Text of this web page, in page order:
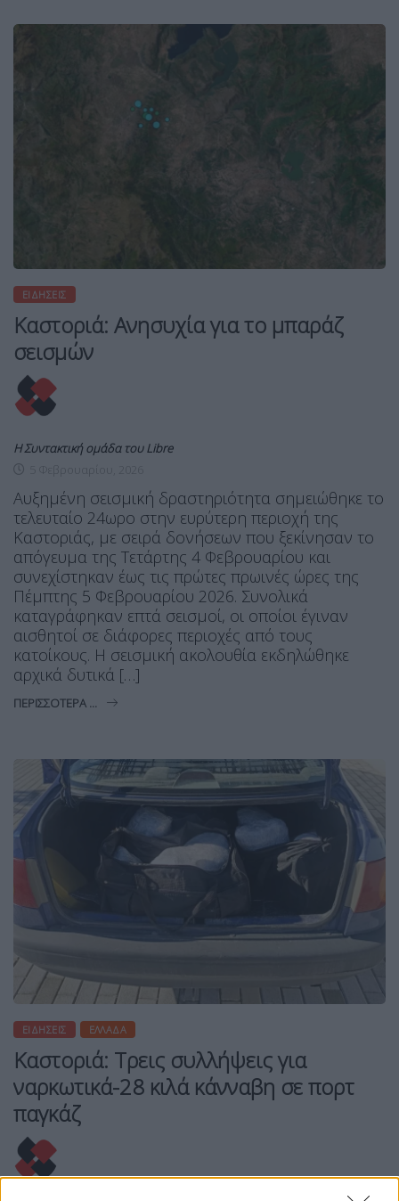
ΕΙΔΉΣΕΙΣ
Καστοριά: Ανησυχία για το μπαράζ
σεισμών
Η Συντακτική ομάδα του Libre
Αυξημένη σεισμική δραστηριότητα σημειώθηκε το
τελευταίο 24ωρο στην ευρύτερη περιοχή της
Καστοριάς, με σειρά δονήσεων που ξεκίνησαν το
απόγευμα της Τετάρτης 4 Φεβρουαρίου και
συνεχίστηκαν έως τις πρώτες πρωινές ώρες της
Πέμπτης 5 Φεβρουαρίου 2026. Συνολικά
καταγράφηκαν επτά σεισμοί, οι οποίοι έγιναν
αισθητοί σε διάφορες περιοχές από τους
κατοίκους. Η σεισμική ακολουθία εκδηλώθηκε
αρχικά δυτικά […]
ΠΕΡΙΣΣΌΤΕΡΑ ...
ΕΙΔΉΣΕΙΣ ΕΛΛΆΔΑ
Καστοριά: Τρεις συλλήψεις για
ναρκωτικά-28 κιλά κάνναβη σε πορτ
παγκάζ